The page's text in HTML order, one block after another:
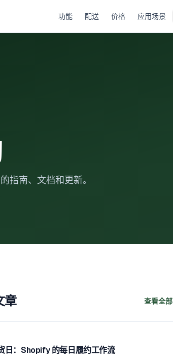
功能 配送 价格 应用场景
指南、文档和更新。
章 查看全部
日：Shopify 的每日履约工作流